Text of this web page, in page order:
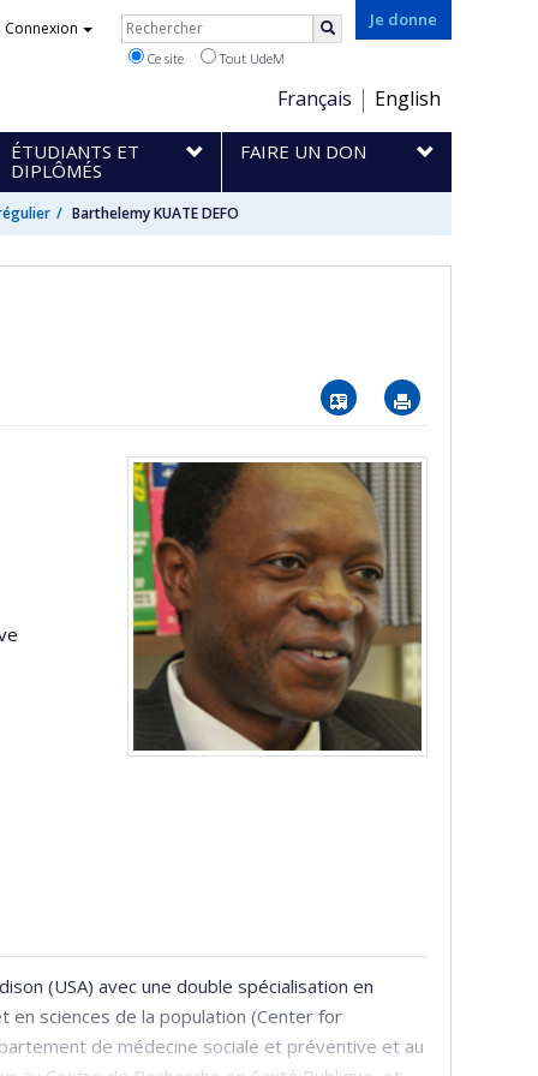
Je donne
Choix
de
la
langue
Français English
Connexion Rechercher
Ce site Tout UdeM
ÉTUDIANTS ET
DIPLÔMÉS
FAIRE UN DON
Barthelemy KUATE DEFO
Vcard
(USA) avec une double spécialisation en
en sciences de la population (Center for
de médecine sociale et préventive et au